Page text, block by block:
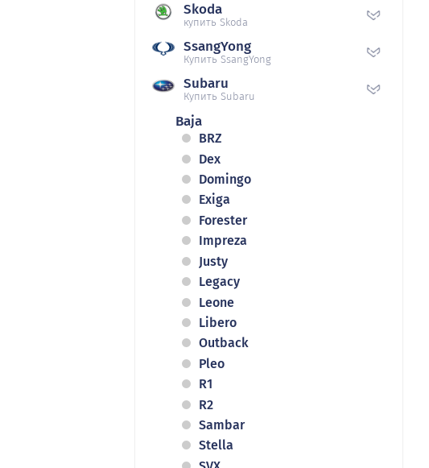
Skoda
купить Skoda
SsangYong
Купить SsangYong
Subaru
Купить Subaru
Baja
BRZ
Dex
Domingo
Exiga
Forester
Impreza
Justy
Legacy
Leone
Libero
Outback
Pleo
R1
R2
Sambar
Stella